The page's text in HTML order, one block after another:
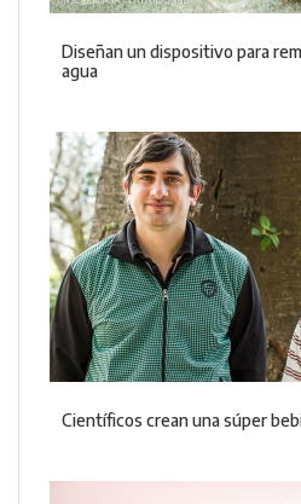
Diseñan un dispositivo para
agua
Científicos crean una súper